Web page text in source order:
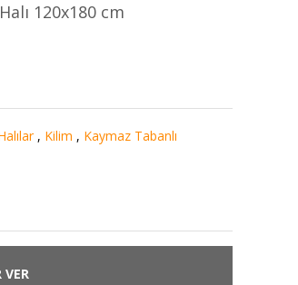
120x180 cm
, Kilim , Kaymaz Tabanlı
VER